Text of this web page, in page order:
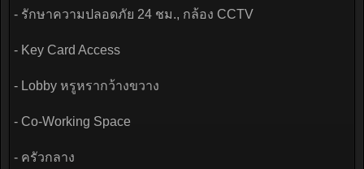
- รักษาความปลอดภัย 24 ชม., กล้อง CCTV
- Key Card Access
- Lobby หรูหรากว้างขวาง
- Co-Working Space
- ครัวกลาง